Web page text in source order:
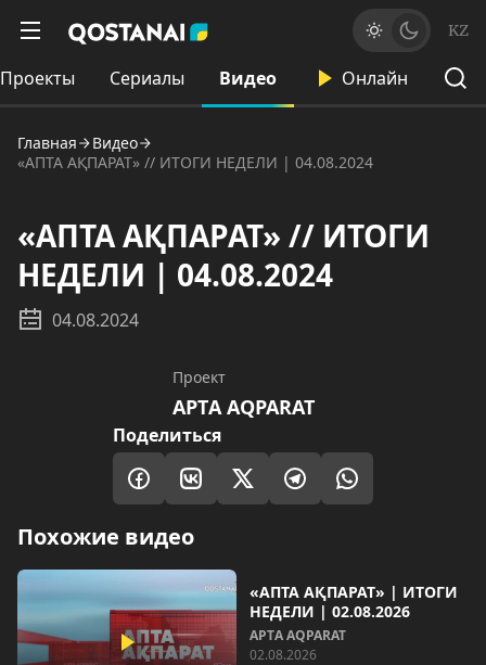
KZ
Проекты Сериалы Видео Онлайн
Главная
Видео
«АПТА АҚПАРАТ» // ИТОГИ НЕДЕЛИ | 04.08.2024
«АПТА АҚПАРАТ» // ИТОГИ
НЕДЕЛИ | 04.08.2024
04.08.2024
Проект
AРТA AQPARAT
Поделиться
Похожие видео
«АПТА АҚПАРАТ» | ИТОГИ
НЕДЕЛИ | 02.08.2026
AРТA AQPARAT
02.08.2026